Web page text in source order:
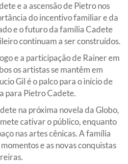
e a ascensão de Pietro nos
do incentivo familiar e da
e o futuro da família Cadete
continuam a ser construídos.
e a participação de Rainer em
os artistas se mantêm em
Gil é o palco para o início de
para Pietro Cadete.
na próxima novela da Globo,
cativar o público, enquanto
nas artes cênicas. A família
e as novas conquistas